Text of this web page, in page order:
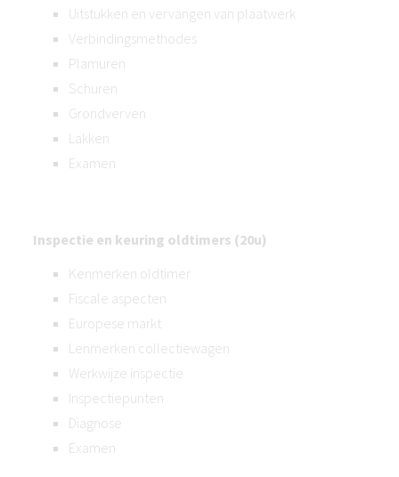
Uitstukken en vervangen van plaatwerk
Verbindingsmethodes
Plamuren
Schuren
Grondverven
Lakken
Examen
Inspectie en keuring oldtimers (20u)
Kenmerken oldtimer
Fiscale aspecten
Europese markt
Lenmerken collectiewagen
Werkwijze inspectie
Inspectiepunten
Diagnose
Examen